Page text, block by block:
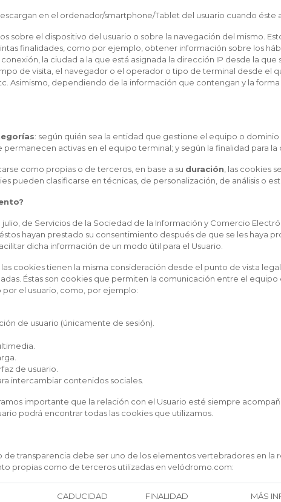
en el ordenador/smartphone/Tablet del usuario cuando éste
sobre el dispositivo del usuario o sobre la navegación del mismo.
finalidades, como por ejemplo, obtener información sobre los
la ciudad a la que está asignada la dirección IP desde la
de visita, el navegador o el operador o tipo de terminal desde el
Asimismo, dependiendo de la información que contengan y la
: según quién sea la entidad que gestione el equipo o
activas en el equipo terminal; y según la finalidad para la
como propias o de terceros, en base a su duración , las cookies
pueden clasificarse en técnicas, de personalización, de análisis o
julio, de Servicios de la Sociedad de la Información y Comercio
hayan prestado su consentimiento después de que se les haya
dicha información de un modo útil para el Usuario.
cookies tienen la misma consideración desde el punto de vista
Éstas son cookies que permiten la comunicación entre el
el usuario, como, por ejemplo:
de usuario (únicamente de sesión).
de usuario.
intercambiar contenidos sociales.
importante que la relación con el Usuario esté siempre
podrá encontrar todas las cookies que utilizamos.
transparencia debe ser uno de los elementos vertebradores en la
propias como de terceros utilizadas en velódromo.com:
CADUCIDAD FINALIDAD MÁS